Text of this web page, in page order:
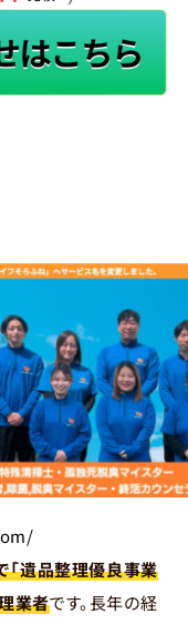
「遺品整理優良事業
業者です。長年の経